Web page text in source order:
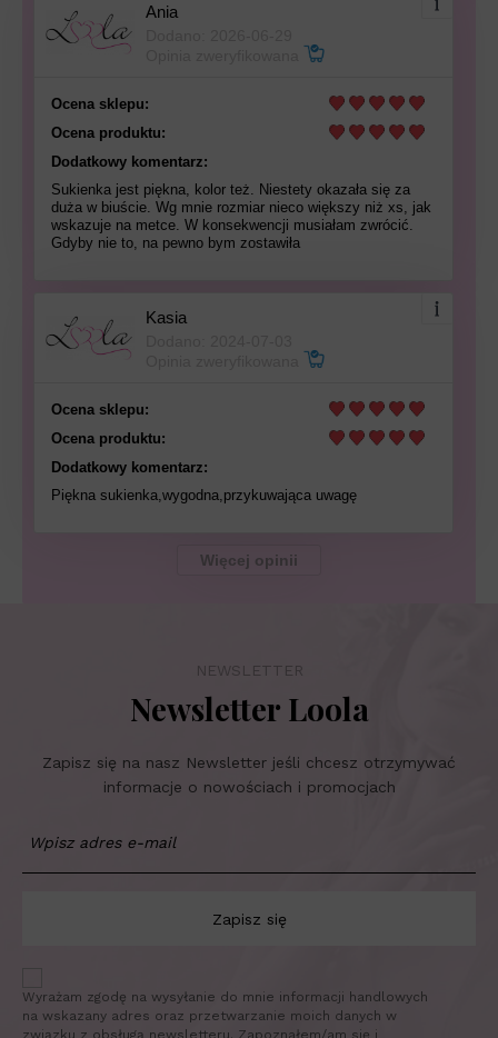
Ania
Ocena sklepu:
Ocena produktu:
Dodatkowy komentarz:
Sukienka jest piękna, kolor też. Niestety okazała się za
duża w biuście. Wg mnie rozmiar nieco większy niż xs, jak
wskazuje na metce. W konsekwencji musiałam zwrócić.
Gdyby nie to, na pewno bym zostawiła
Kasia
Ocena sklepu:
Ocena produktu:
Dodatkowy komentarz:
Piękna sukienka,wygodna,przykuwająca uwagę
Więcej opinii
NEWSLETTER
Newsletter Loola
Zapisz się na nasz Newsletter jeśli chcesz otrzymywać
informacje o nowościach i promocjach
Zapisz się
Wyrażam zgodę na wysyłanie do mnie informacji handlowych
na wskazany adres oraz przetwarzanie moich danych w
związku z obsługą newsletteru. Zapoznałem/am się i